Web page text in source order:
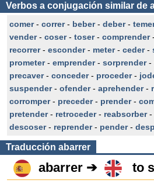
Verbos a conjugación similar de
comer- correr- beber- deber-
vender- coser- toser- comprender-
recorrer- esconder- meter- ceder-
prometer- emprender- sorprender-
precaver- conceder- proceder-
suspender- ofender- aprehender-
corromper- preceder- prender-
pretender- retroceder- reabsorber-
descoser- reprender- pender-
Traducción abarrer
abarrer ➔ to